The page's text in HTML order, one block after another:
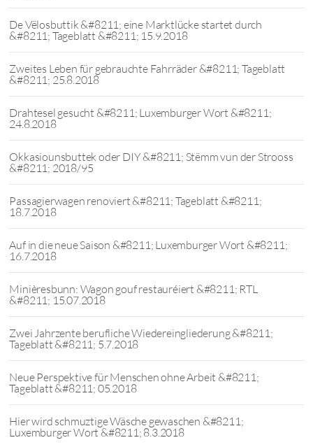
De Vëlosbuttik &#8211; eine Marktlücke startet durch
&#8211; Tageblatt &#8211; 15.9.2018
Zweites Leben für gebrauchte Fahrräder &#8211; Tageblatt
&#8211; 25.8.2018
Drahtesel gesucht &#8211; Luxemburger Wort &#8211;
24.8.2018
Okkasiounsbuttek oder DIY &#8211; Stëmm vun der Strooss
&#8211; 2018/95
Passagierwagen renoviert &#8211; Tageblatt &#8211;
18.7.2018
Auf in die neue Saison &#8211; Luxemburger Wort &#8211;
16.7.2018
Minièresbunn: Wagon gouf restauréiert &#8211; RTL
&#8211; 15.07.2018
Zwei Jahrzente berufliche Wiedereingliederung &#8211;
Tageblatt &#8211; 5.7.2018
Neue Perspektive für Menschen ohne Arbeit &#8211;
Tageblatt &#8211; 05.2018
Hier wird schmuztige Wäsche gewaschen &#8211;
Luxemburger Wort &#8211; 8.3.2018